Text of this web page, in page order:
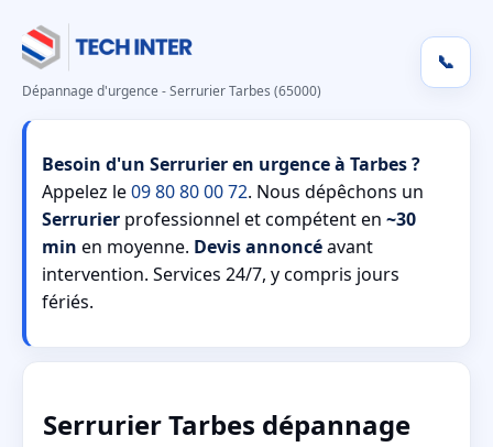
Dépannage d'urgence - Serrurier Tarbes (65000)
📞
Besoin d'un Serrurier en urgence à Tarbes ?
Appelez le09 80 80 00 72. Nous dépêchons un
Serrurier professionnel et compétent en ~30
min en moyenne. Devis annoncéavant
intervention. Services 24/7, y compris jours
fériés.
Serrurier Tarbes dépannage